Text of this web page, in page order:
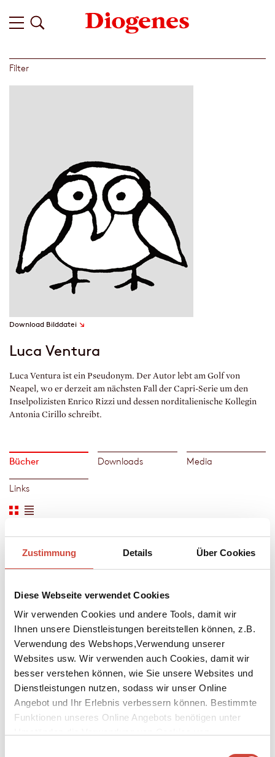
Zustimmung Details Über Cookies
Diese Webseite verwendet Cookies
Wir verwenden Cookies und andere Tools, damit wir
Ihnen unsere Dienstleistungen bereitstellen können, z.B.
Verwendung des Webshops,Verwendung unserer
Websites usw. Wir verwenden auch Cookies, damit wir
besser verstehen können, wie Sie unsere Websites und
Dienstleistungen nutzen, sodass wir unser Online
Angebot und Ihr Erlebnis verbessern können. Bestimmte
Funktionen unseres Online Angebots benötigen unter
Filter
Download Bilddatei ↘
Luca Ventura
Luca Ventura ist ein Pseudonym. Der Autor lebt am Golf von
Neapel, wo er derzeit am nächsten Fall der Capri-Serie um den
Inselpolizisten Enrico Rizzi und dessen norditalienische Kollegin
Antonia Cirillo schreibt.
Bücher Downloads Media
Links